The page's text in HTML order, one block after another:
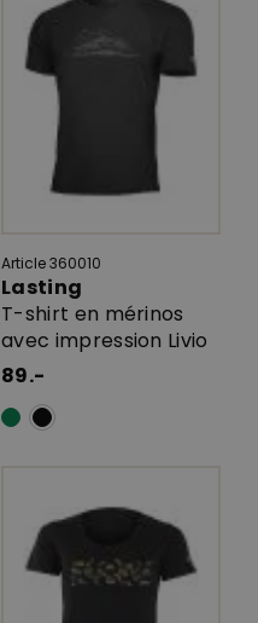
Article 360010
Lasting
T-shirt en mérinos
avec impression Livio
89.-